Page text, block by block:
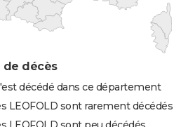
de décès
décédé dans ce département
LEOFOLD sont rarement décédés